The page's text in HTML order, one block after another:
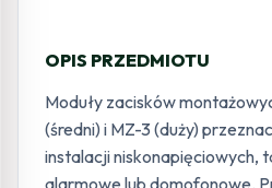
OPIS PRZEDMIOTU
Moduły zacisków
(średni) i MZ-3 (duży)
instalacji niskonapięciowych,